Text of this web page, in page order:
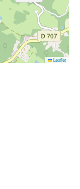
Leaflet